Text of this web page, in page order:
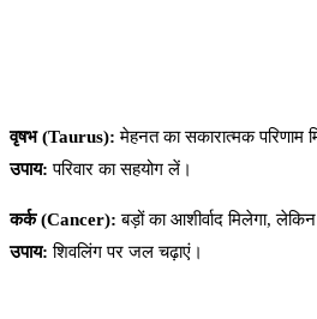
वृषभ (Taurus): मेहनत का सकारात्मक परिणाम
उपाय: परिवार का सहयोग लें।
कर्क (Cancer): बड़ों का आशीर्वाद मिलेगा,
उपाय: शिवलिंग पर जल चढ़ाएं।